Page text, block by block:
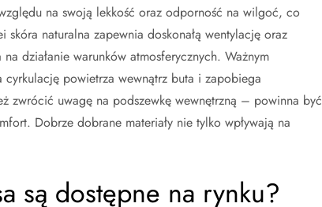
na swoją lekkość oraz odporność na wilgoć, co
naturalna zapewnia doskonałą wentylację oraz
działanie warunków atmosferycznych. Ważnym
powietrza wewnątrz buta i zapobiega
zwrócić uwagę na podszewkę wewnętrzną – powinna być
Dobrze dobrane materiały nie tylko wpływają na
są dostępne na rynku?